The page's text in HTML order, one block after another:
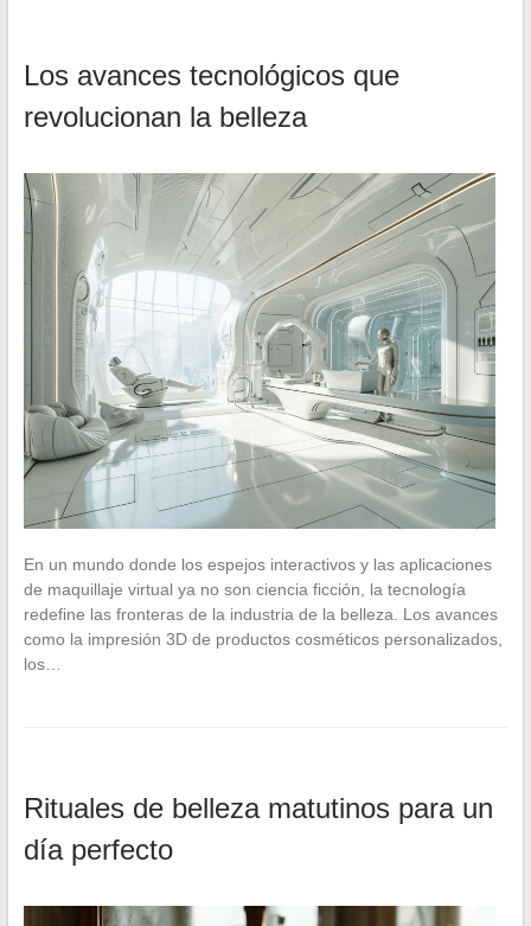
Los avances tecnológicos que
revolucionan la belleza
En un mundo donde los espejos interactivos y las aplicaciones
de maquillaje virtual ya no son ciencia ficción, la tecnología
redefine las fronteras de la industria de la belleza. Los avances
como la impresión 3D de productos cosméticos personalizados,
los…
Rituales de belleza matutinos para un
día perfecto